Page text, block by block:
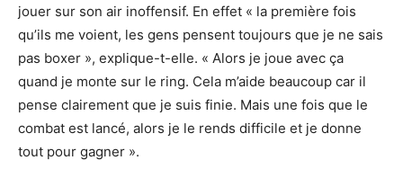
jouer sur son air inoffensif. En effet « la première fois
qu’ils me voient, les gens pensent toujours que je ne sais
pas boxer », explique-t-elle. « Alors je joue avec ça
quand je monte sur le ring. Cela m’aide beaucoup car il
pense clairement que je suis finie. Mais une fois que le
combat est lancé, alors je le rends difficile et je donne
tout pour gagner ».